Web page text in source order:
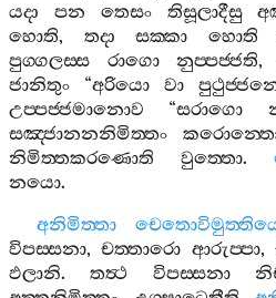
යදා
පන තෙසං තිසූලාදීසු
හොති, තදා සක‍්කා හොති
පුග‍්ගලස‍්ස
රාගො නුප‍්පජ‍්ජති
ජානිතුං “අරියො වා
උප‍්පජ‍්ජමානොව “සරාගො
සඤ‍්ජානනනිමිත‍්තං
නිමිත‍්තකරණොති
වුත‍්තො.
නයො.
අනිමිත‍්තා
විපස‍්සනා,චත‍්තාරො ආරුප‍්පා,
ඵලානි.තත්‍ථ විපස‍්සනා